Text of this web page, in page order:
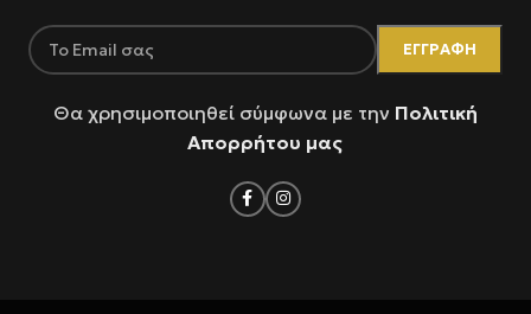
Θα χρησιμοποιηθεί σύμφωνα με την Πολιτική
Απορρήτου μας